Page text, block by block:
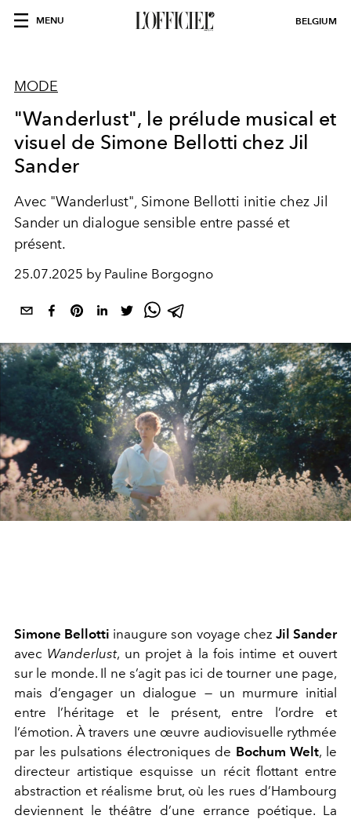
MENU BELGIUM
MODE
"Wanderlust", le prélude musical et
visuel de Simone Bellotti chez Jil
Sander
Avec "Wanderlust", Simone Bellotti initie chez Jil
Sander un dialogue sensible entre passé et
présent.
25.07.2025 by Pauline Borgogno
Simone Bellotti inaugure son voyage chez Jil Sander
avec Wanderlust, un projet à la fois intime et ouvert
sur le monde. Il ne s’agit pas ici de tourner une page,
mais d’engager un dialogue — un murmure initial
entre l’héritage et le présent, entre l’ordre et
l’émotion. À travers une œuvre audiovisuelle rythmée
par les pulsations électroniques de Bochum Welt, le
directeur artistique esquisse un récit flottant entre
abstraction et réalisme brut, où les rues d’Hambourg
deviennent le théâtre d’une errance poétique. La